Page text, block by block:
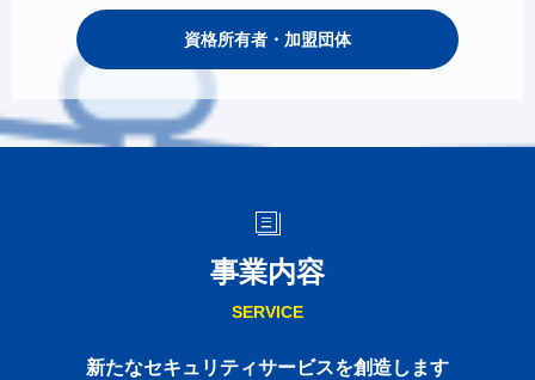
資格所有者・加盟団体
事業内容
SERVICE
新たなセキュリティサービスを創造します